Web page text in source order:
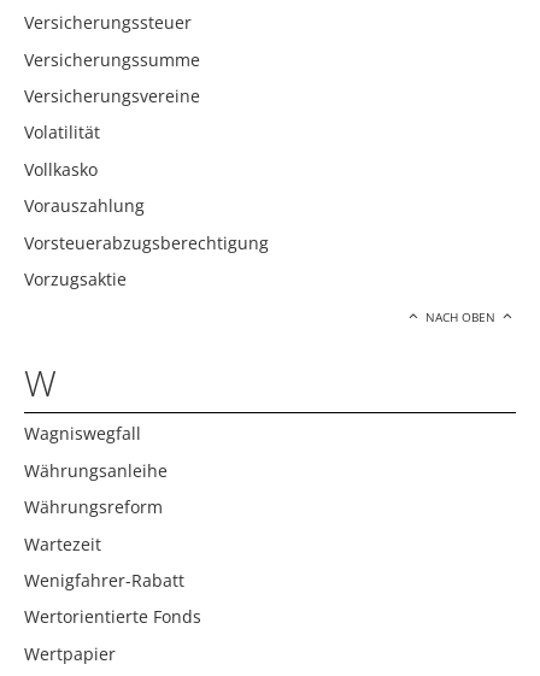
Versicherungssteuer
Versicherungssumme
Versicherungsvereine
Volatilität
Vollkasko
Vorauszahlung
Vorsteuerabzugsberechtigung
Vorzugsaktie
NACH OBEN
W
Wagniswegfall
Währungsanleihe
Währungsreform
Wartezeit
Wenigfahrer-Rabatt
Wertorientierte Fonds
Wertpapier